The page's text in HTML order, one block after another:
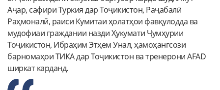
Аҷар, сафири Туркия дар Тоҷикистон, Раҷабалӣ
Раҳмоналӣ, раиси Кумитаи ҳолатҳои фавқулодда ва
мудофиаи граждании назди Ҳукумати Ҷумҳурии
Тоҷикистон, Ибраҳим Этҳем Унал, ҳамоҳангсози
барномаҳои ТИКА дар Тоҷикистон ва тренерони AFAD
ширкат карданд.